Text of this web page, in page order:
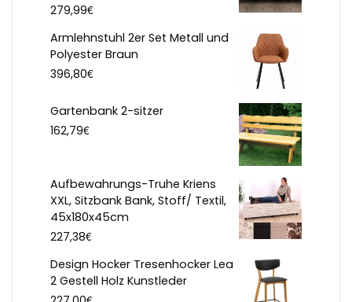
279,99€
Armlehnstuhl 2er Set Metall und
Polyester Braun
396,80€
Gartenbank 2-sitzer
162,79€
Aufbewahrungs-Truhe Kriens
XXL, Sitzbank Bank, Stoff/ Textil,
45x180x45cm
227,38€
Design Hocker Tresenhocker Lea
2 Gestell Holz Kunstleder